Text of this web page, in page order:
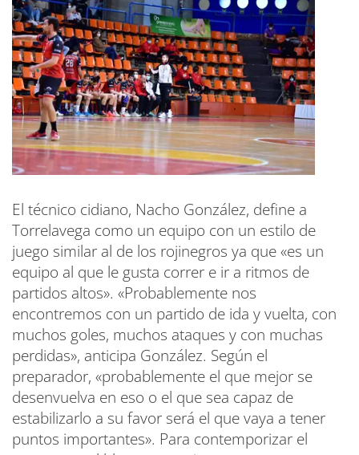
El técnico cidiano, Nacho González, define a
Torrelavega como un equipo con un estilo de
juego similar al de los rojinegros ya que «es un
equipo al que le gusta correr e ir a ritmos de
partidos altos». «Probablemente nos
encontremos con un partido de ida y vuelta, con
muchos goles, muchos ataques y con muchas
perdidas», anticipa González. Según el
preparador, «probablemente el que mejor se
desenvuelva en eso o el que sea capaz de
estabilizarlo a su favor será el que vaya a tener
puntos importantes». Para contemporizar el